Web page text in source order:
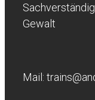
Gewalt
Mail: